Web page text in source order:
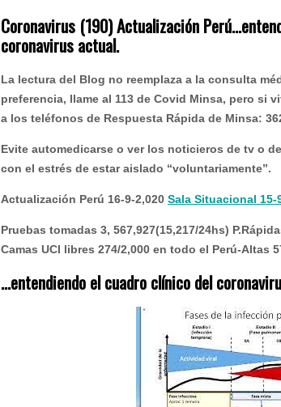
Actualización
del
coronavirus
Coronavirus (190) Actualización
coronavirus actual.
La lectura del Blog no reemplaza a la consulta
preferencia, llame al 113 de Covid Minsa, pero si
a los teléfonos de Respuesta Rápida de Minsa:
Evite automedicarse o ver los noticieros de tv o
con el estrés de estar aislado “voluntariamente”.
Actualización Perú 16-9-2,020 Sala Situacional 15-
Pruebas tomadas 3, 567,927(15,217/24hs)
Camas UCI libres 274/2,000 en todo el Perú-Altas
…entendiendo el cuadro clínico del